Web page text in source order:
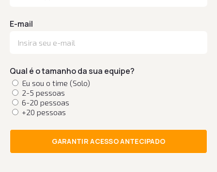
E-mail
Qual é o tamanho da sua equipe?
Eu sou o time (Solo)
2-5 pessoas
6-20 pessoas
+20 pessoas
GARANTIR ACESSO ANTECIPADO